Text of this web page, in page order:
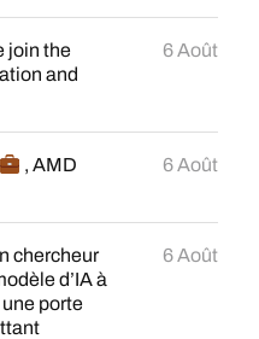
join the
and
6 Août
, AMD
6 Août
chercheur
d’IA à
porte
6 Août